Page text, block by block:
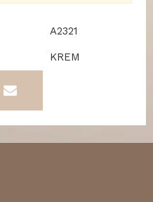
A2321
KREM